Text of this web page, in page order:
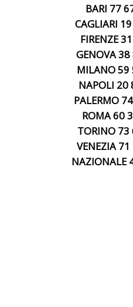
BARI 77
CAGLIARI
FIRENZE
GENOVA
MILANO
NAPOLI 20
PALERMO
ROMA 60
TORINO
VENEZIA
NAZIONALE